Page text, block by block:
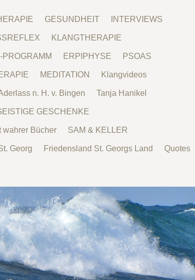
GESUNDHEIT INTERVIEWS
KLANGTHERAPIE
ERPIPHYSE PSOAS
MEDITATION Klangvideos
n. H. v. Bingen Tanja Hanikel
GESCHENKE
wahrer Bücher SAM & KELLER
Georg Friedensland St. Georgs Land Quotes